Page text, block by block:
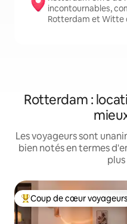
incontournables,
Rotterdam et Witte
Rotterdam :
Les voyageurs sont
bien notés en termes
Coups de cœur voyageurs
Coup de cœur voyageurs